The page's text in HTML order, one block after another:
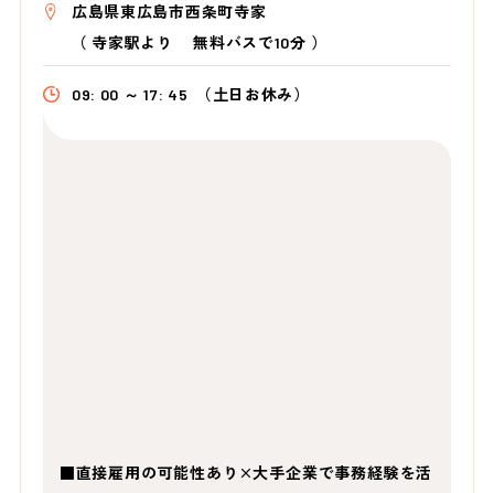
広島県東広島市西条町寺家
（ 寺家駅より 無料バスで10分 ）
09: 00 ～ 17: 45 （土日お休み）
■直接雇用の可能性あり×大手企業で事務経験を活